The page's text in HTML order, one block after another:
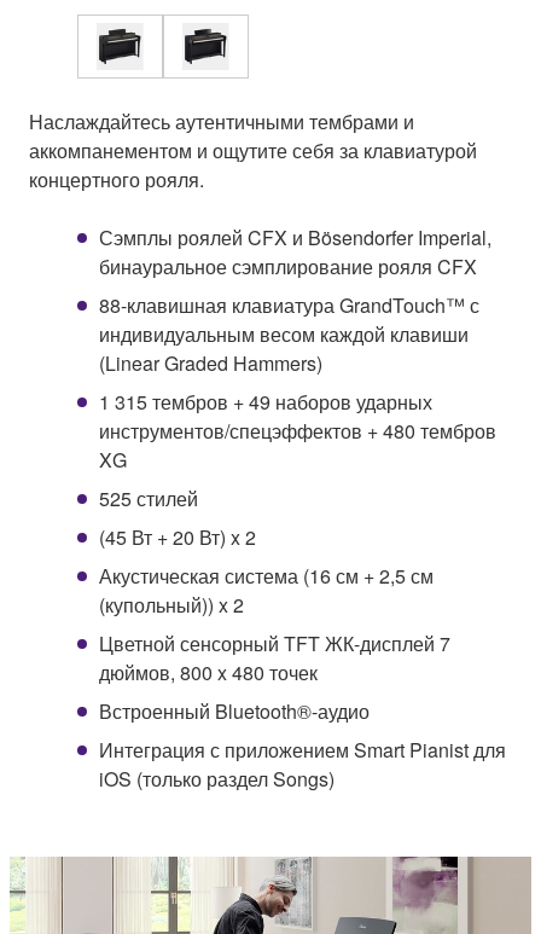
Наслаждайтесь аутентичными тембрами и
аккомпанементом и ощутите себя за клавиатурой
концертного рояля.
Сэмплы роялей CFX и Bösendorfer Imperial,
бинауральное сэмплирование рояля CFX
88-клавишная клавиатура GrandTouch™ с
индивидуальным весом каждой клавиши
(Linear Graded Hammers)
1 315 тембров + 49 наборов ударных
инструментов/спецэффектов + 480 тембров
XG
525 стилей
(45 Вт + 20 Вт) x 2
Акустическая система (16 см + 2,5 см
(купольный)) x 2
Цветной сенсорный TFT ЖК-дисплей 7
дюймов, 800 x 480 точек
Встроенный Bluetooth®-аудио
Интеграция с приложением Smart Pianist для
iOS (только раздел Songs)